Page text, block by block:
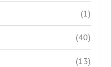
(1)
(40)
(13)